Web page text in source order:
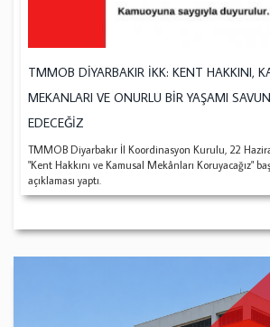
TMMOB DİYARBAKIR İKK: KENT HAKKINI,
MEKANLARI VE ONURLU BİR YAŞAMI
EDECEĞİZ
TMMOB Diyarbakır İl Koordinasyon Kurulu, 22
"Kent Hakkını ve Kamusal Mekânları Koruyacağız"
açıklaması yaptı.